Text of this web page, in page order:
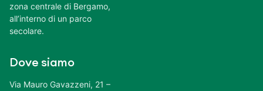
zona centrale di Bergamo,
all’interno di un parco
secolare.
Dove siamo
Via Mauro Gavazzeni, 21 –